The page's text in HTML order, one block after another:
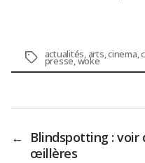
Étiquettes
actualités, arts,cinema,
presse,woke
← Blindspotting : voir
œillères